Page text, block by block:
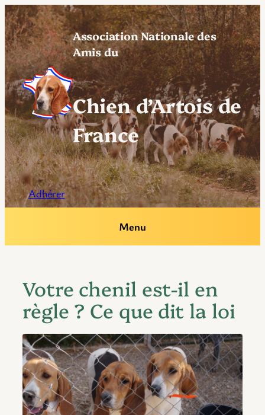
Aller
au
contenu
Association Nationale des
Amis du
Chien d’Artois de
France
Adhérer
Menu
Votre chenil est-il en
règle ? Ce que dit la loi